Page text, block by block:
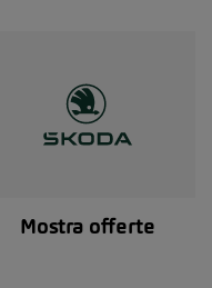
Mostra offerte